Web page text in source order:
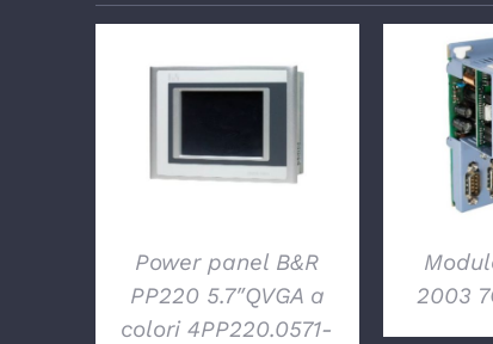
Power panel B&R
PP220 5.7″QVGA a
colori 4PP220.0571-
2003